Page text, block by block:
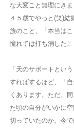
な大変こと無理にき
４５歳でやっと(笑)結
族のこと、「本当は
憧れては打ち消した
「天のサポートとい
すればするほど、
「
くあります。 ただ、
た頃の自分がいかに
切っていたのか。 今